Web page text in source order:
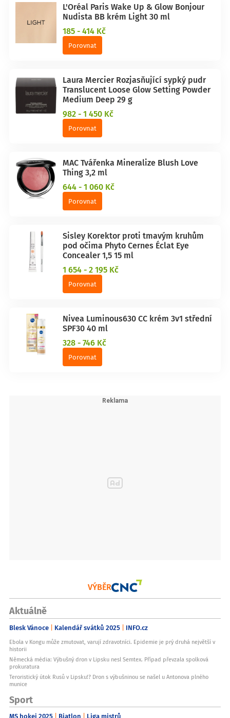
L'Oréal Paris Wake Up & Glow Bonjour
Nudista BB krém Light 30 ml
185 - 414 Kč
Porovnat
Laura Mercier Rozjasňující sypký pudr
Translucent Loose Glow Setting Powder
Medium Deep 29 g
982 - 1 450 Kč
Porovnat
MAC Tvářenka Mineralize Blush Love
Thing 3,2 ml
644 - 1 060 Kč
Porovnat
Sisley Korektor proti tmavým kruhům
pod očima Phyto Cernes Éclat Eye
Concealer 1,5 15 ml
1 654 - 2 195 Kč
Porovnat
Nivea Luminous630 CC krém 3v1 střední
SPF30 40 ml
328 - 746 Kč
Porovnat
VÝBĚR
Aktuálně
Blesk Vánoce Kalendář svátků 2025 INFO.cz
Ebola v Kongu může zmutovat, varují zdravotníci. Epidemie je prý druhá největší v
historii
Německá média: Výbušný dron v Lipsku nesl Semtex. Případ převzala spolková
prokuratura
Teroristický útok Rusů v Lipsku!? Dron s výbušninou se našel u Antonova plného
munice
Sport